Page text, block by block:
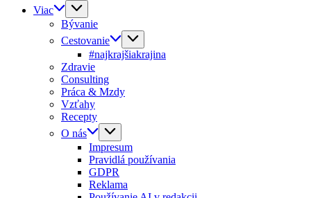
Viac
Bývanie
Cestovanie
#najkrajšiakrajina
Zdravie
Consulting
Práca & Mzdy
Vzťahy
Recepty
O nás
Impresum
Pravidlá používania
GDPR
Reklama